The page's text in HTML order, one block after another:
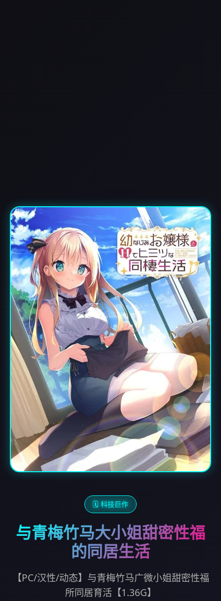
🗓️ 科技巨作
与青梅竹马大小姐甜密性福
的同居生活
【PC/汉性/动态】与青梅竹马广微小姐甜密性福
所同居育活【1.36G】